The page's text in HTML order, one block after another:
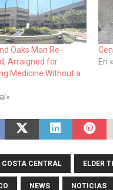
Oaks Man Re-
Arraigned for
Medicine Without a
En
COSTA CENTRAL ELDER
NEWS NOTICIAS